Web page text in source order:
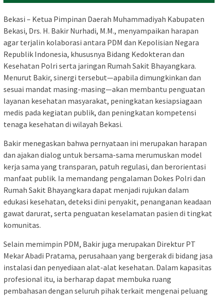
Bekasi – Ketua Pimpinan Daerah Muhammadiyah Kabupaten
Bekasi, Drs. H. Bakir Nurhadi, M.M., menyampaikan harapan
agar terjalin kolaborasi antara PDM dan Kepolisian Negara
Republik Indonesia, khususnya Bidang Kedokteran dan
Kesehatan Polri serta jaringan Rumah Sakit Bhayangkara.
Menurut Bakir, sinergi tersebut—apabila dimungkinkan dan
sesuai mandat masing-masing—akan membantu penguatan
layanan kesehatan masyarakat, peningkatan kesiapsiagaan
medis pada kegiatan publik, dan peningkatan kompetensi
tenaga kesehatan di wilayah Bekasi.
Bakir menegaskan bahwa pernyataan ini merupakan harapan
dan ajakan dialog untuk bersama-sama merumuskan model
kerja sama yang transparan, patuh regulasi, dan berorientasi
manfaat publik. Ia memandang pengalaman Dokes Polri dan
Rumah Sakit Bhayangkara dapat menjadi rujukan dalam
edukasi kesehatan, deteksi dini penyakit, penanganan keadaan
gawat darurat, serta penguatan keselamatan pasien di tingkat
komunitas.
Selain memimpin PDM, Bakir juga merupakan Direktur PT
Mekar Abadi Pratama, perusahaan yang bergerak di bidang jasa
instalasi dan penyediaan alat-alat kesehatan. Dalam kapasitas
profesional itu, ia berharap dapat membuka ruang
pembahasan dengan seluruh pihak terkait mengenai peluang